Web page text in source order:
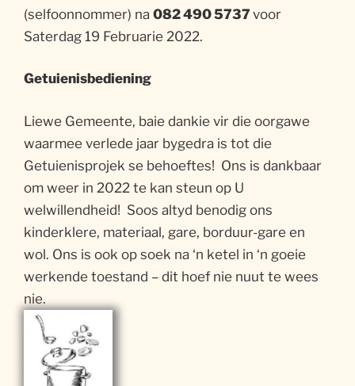
(selfoonnommer) na 082 490 5737 voor
Saterdag 19 Februarie 2022.
Getuienisbediening
Liewe Gemeente, baie dankie vir die oorgawe
waarmee verlede jaar bygedra is tot die
Getuienisprojek se behoeftes! Ons is dankbaar
om weer in 2022 te kan steun op U
welwillendheid! Soos altyd benodig ons
kinderklere, materiaal, gare, borduur-gare en
wol. Ons is ook op soek na ‘n ketel in ‘n goeie
werkende toestand – dit hoef nie nuut te wees
nie.